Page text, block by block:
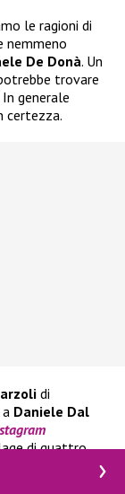
le ragioni di
nemmeno
De Donà. Un
trovare
generale
certezza.
di
Daniele Dal
di quattro